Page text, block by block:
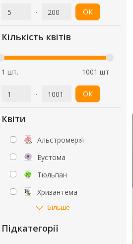
- ОК
Кількість квітів
1 шт. 1001 шт.
- ОК
Квіти
Альстромерія
Еустома
Тюльпан
Хризантема
Більше
Підкатегорії